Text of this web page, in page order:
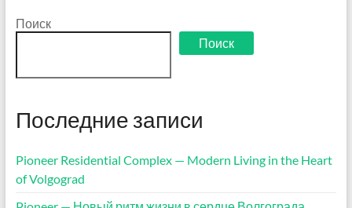
Поиск
Поиск
Последние записи
Pioneer Residential Complex — Modern Living in the Heart
of Volgograd